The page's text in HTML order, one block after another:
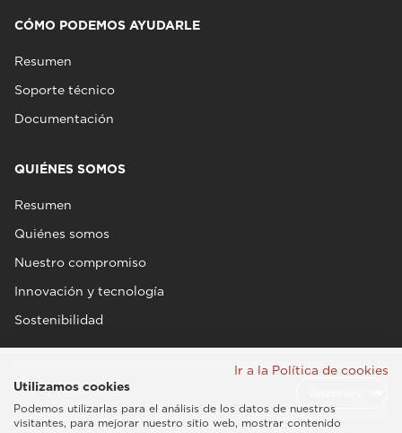
CÓMO PODEMOS AYUDARLE
Resumen
Soporte técnico
Documentación
QUIÉNES SOMOS
Resumen
Quiénes somos
Nuestro compromiso
Innovación y tecnología
Sostenibilidad
Ir a la Política de cookies
Utilizamos cookies
Podemos utilizarlas para el análisis de los datos de nuestros
visitantes, para mejorar nuestro sitio web, mostrar contenido